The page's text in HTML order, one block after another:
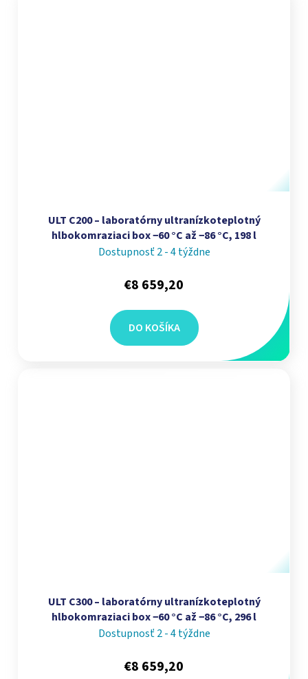
ULT C200 – laboratórny ultranízkoteplotný
hlbokomraziaci box −60 °C až −86 °C, 198 l
Dostupnosť 2 - 4 týždne
€8 659,20
DO KOŠÍKA
ULT C300 – laboratórny ultranízkoteplotný
hlbokomraziaci box −60 °C až −86 °C, 296 l
Dostupnosť 2 - 4 týždne
€8 659,20